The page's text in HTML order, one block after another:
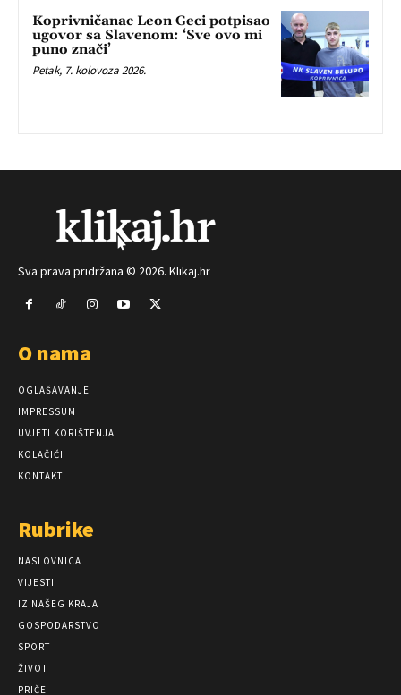
Koprivničanac Leon Geci potpisao
ugovor sa Slavenom: ‘Sve ovo mi
puno znači’
Petak, 7. kolovoza 2026.
Sva prava pridržana © 2026. Klikaj.hr
O nama
OGLAŠAVANJE
IMPRESSUM
UVJETI KORIŠTENJA
KOLAČIĆI
KONTAKT
Rubrike
NASLOVNICA
VIJESTI
IZ NAŠEG KRAJA
GOSPODARSTVO
SPORT
ŽIVOT
PRIČE